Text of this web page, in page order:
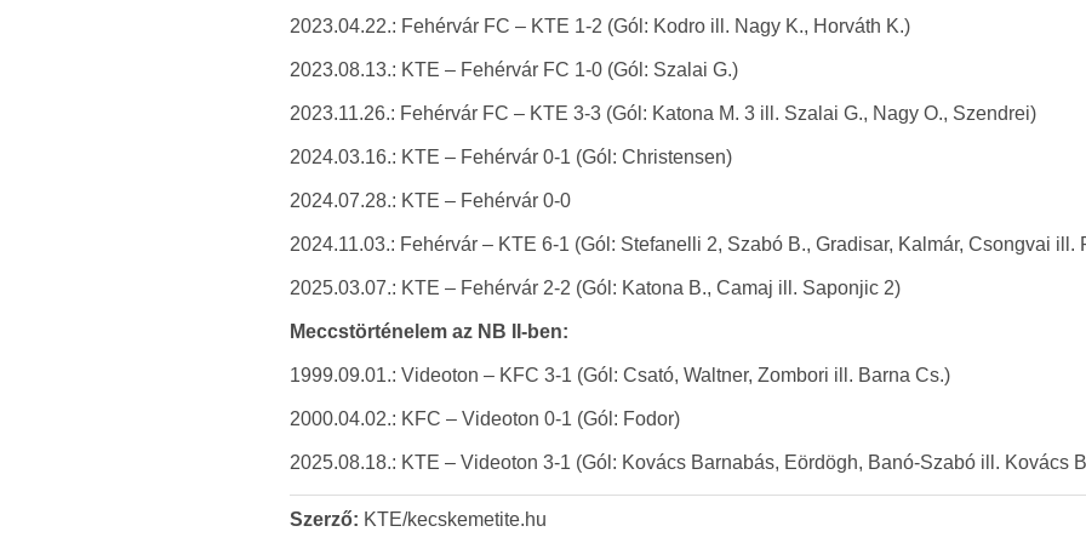
2023.04.22.: Fehérvár FC – KTE 1-2 (Gól: Kodro ill. Nagy K., Horváth K.)
2023.08.13.: KTE – Fehérvár FC 1-0 (Gól: Szalai G.)
2023.11.26.: Fehérvár FC – KTE 3-3 (Gól: Katona M. 3 ill. Szalai G., Nagy O., Szendrei)
2024.03.16.: KTE – Fehérvár 0-1 (Gól: Christensen)
2024.07.28.: KTE – Fehérvár 0-0
2024.11.03.: Fehérvár – KTE 6-1 (Gól: Stefanelli 2, Szabó B., Gradisar, Kalmár, Csongvai ill.
2025.03.07.: KTE – Fehérvár 2-2 (Gól: Katona B., Camaj ill. Saponjic 2)
Meccstörténelem az NB II-ben:
1999.09.01.: Videoton – KFC 3-1 (Gól: Csató, Waltner, Zombori ill. Barna Cs.)
2000.04.02.: KFC – Videoton 0-1 (Gól: Fodor)
2025.08.18.: KTE – Videoton 3-1 (Gól: Kovács Barnabás, Eördögh, Banó-Szabó ill. Kovács
Szerző: KTE/kecskemetite.hu